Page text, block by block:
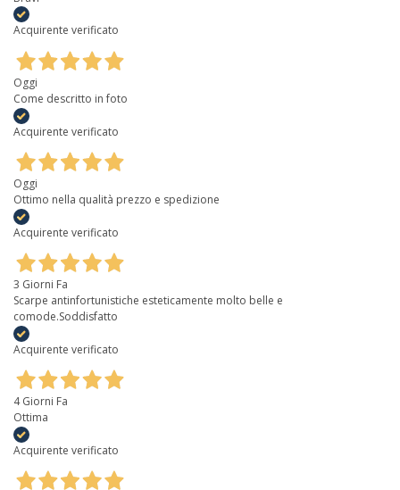
Acquirente verificato
Oggi
Come descritto in foto
Acquirente verificato
Oggi
Ottimo nella qualità prezzo e spedizione
Acquirente verificato
3 Giorni Fa
Scarpe antinfortunistiche esteticamente molto belle e
comode.Soddisfatto
Acquirente verificato
4 Giorni Fa
Ottima
Acquirente verificato